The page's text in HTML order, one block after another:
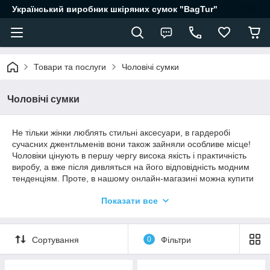
Український виробник шкіряних сумок "BagTur"
Товари та послуги Чоловічі сумки
Чоловічі сумки
Не тільки жінки люблять стильні аксесуари, в гардеробі
сучасних джентльменів вони також зайняли особливе місце!
Чоловіки цінують в першу чергу висока якість і практичність
виробу, а вже після дивляться на його відповідність модним
тенденціям. Проте, в нашому онлайн-магазині можна купити
клієнтську аудиторію та збільшить обороти продажів.
Виробник BagTur допоможе Вам правильно сформувати
Показати все
Сортування 0 Фільтри